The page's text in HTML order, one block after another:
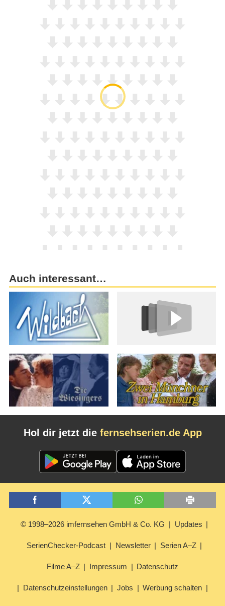
Auch interessant…
Hol dir jetzt die fernsehserien.de App
© 1998–2026 imfernsehen GmbH & Co. KG Updates
SerienChecker-Podcast Newsletter Serien A–Z
Filme A–Z Impressum Datenschutz
Datenschutzeinstellungen Jobs Werbung schalten